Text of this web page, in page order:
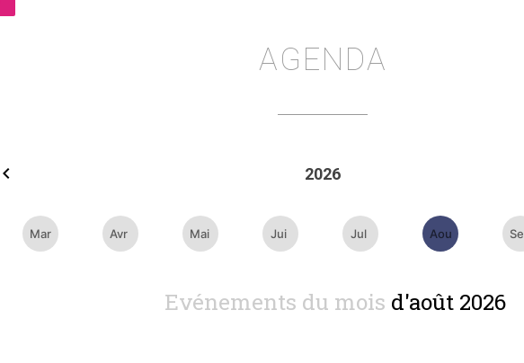
AGENDA
chevron_left 2026
Mar Avr Mai Jui Jul Aou
Evénements du mois d'août 2026